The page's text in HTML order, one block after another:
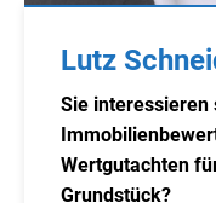
Lutz
Sie interessieren
Wertgutachten
Grundstück?